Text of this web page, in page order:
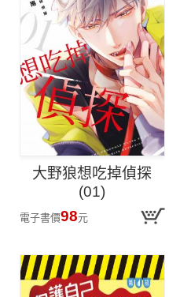
大野狼想吃掉偵探
(01)
電子書價98元